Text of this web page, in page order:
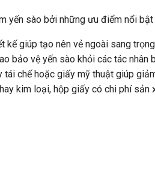
yến sào bởi những ưu điểm nổi bật
kế giúp tạo nên vẻ ngoài sang
bảo vệ yến sào khỏi các tác nhân
tái chế hoặc giấy mỹ thuật giúp
kim loại, hộp giấy có chi phí